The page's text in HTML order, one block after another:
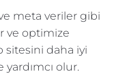
ve meta veriler gibi
ve optimize
sitesini daha iyi
olur.